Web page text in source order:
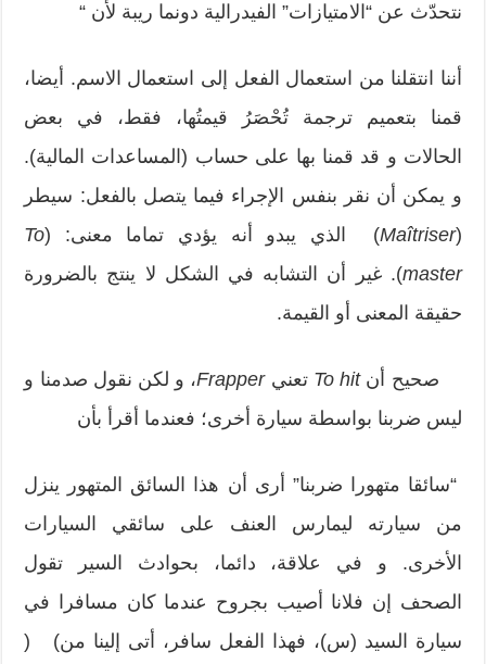
نتحدّث عن “الامتيازات” الفيدرالية دونما ريبة لأن “
أننا انتقلنا من استعمال الفعل إلى استعمال الاسم. أيضا،
قمنا بتعميم ترجمة تُحْصَرُ قيمتُها، فقط، في بعض
الحالات و قد قمنا بها على حساب (المساعدات المالية).
و يمكن أن نقر بنفس الإجراء فيما يتصل بالفعل: سيطر
(
Maîtriser) الذي يبدو أنه يؤدي تماما معنى: (To
master). غير أن التشابه في الشكل لا ينتج بالضرورة
حقيقة المعنى أو القيمة.
صحيح أنTo hit تعنيFrapper، و لكن نقول صدمنا و
ليس ضربنا بواسطة سيارة أخرى؛ فعندما أقرأ بأن
“سائقا متهورا ضربنا” أرى أن هذا السائق المتهور ينزل
من سيارته ليمارس العنف على سائقي السيارات
الأخرى. و في علاقة، دائما، بحوادث السير تقول
الصحف إن فلانا أصيب بجروح عندما كان مسافرا في
سيارة السيد (س)، فهذا الفعل سافر، أتى إلينا من) (